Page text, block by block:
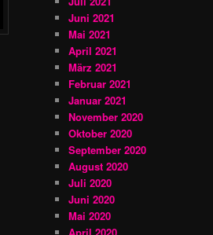
Juni 2021
Mai 2021
April 2021
März 2021
Februar 2021
Januar 2021
November 2020
Oktober 2020
September 2020
August 2020
Juli 2020
Juni 2020
Mai 2020